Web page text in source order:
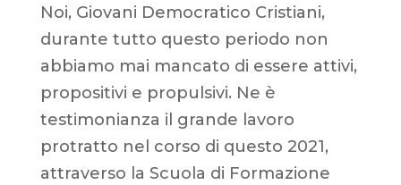
Noi, Giovani Democratico Cristiani,
durante tutto questo periodo non
abbiamo mai mancato di essere attivi,
propositivi e propulsivi. Ne è
testimonianza il grande lavoro
protratto nel corso di questo 2021,
attraverso la Scuola di Formazione